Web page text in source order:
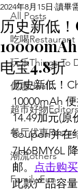
All Posts
吃喝Restaurant
玩乐Things To
优惠deal
超市好物
餐厅优惠
潮流others
Family Fun
历史新低
电宝4.8折
2024年8月15日 讀畢
历史新低！
10000mAh
14.49加元(原
coupon并在
7H6BMY6L
邮。
点击购买
此款产品容